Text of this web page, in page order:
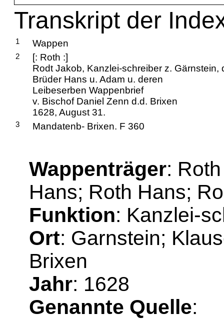
Transkript der
1 Wappen
2
[: Roth :]
Rodt Jakob, Kanzlei-schreiber z. Gärnstein,
Brüder Hans u. Adam u. deren
Leibeserben Wappenbrief
v. Bischof Daniel Zenn d.d. Brixen
1628, August 31.
3 Mandatenb- Brixen. F 360
Wappenträger:
Hans; Roth Hans;
Funktion: Kanzlei-
Ort: Garnstein;
Brixen
Jahr: 1628
Genannte Quelle: